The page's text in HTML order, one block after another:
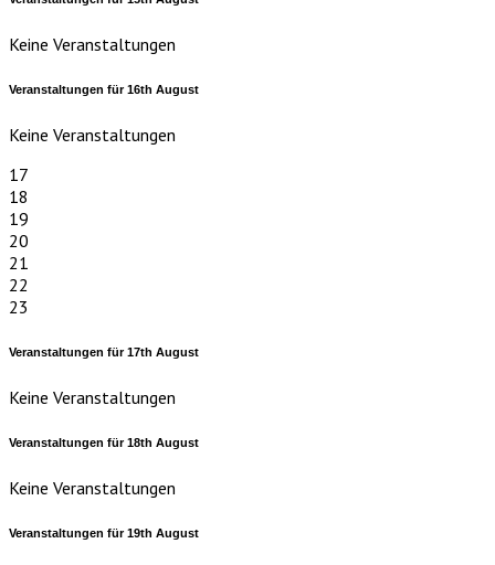
Keine Veranstaltungen
Veranstaltungen für16th August
Keine Veranstaltungen
17
18
19
20
21
22
23
Veranstaltungen für17th August
Keine Veranstaltungen
Veranstaltungen für18th August
Keine Veranstaltungen
Veranstaltungen für19th August